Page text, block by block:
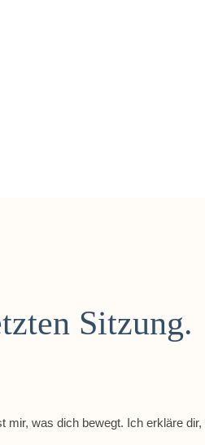
Sitzung.
was dich bewegt. Ich erkläre